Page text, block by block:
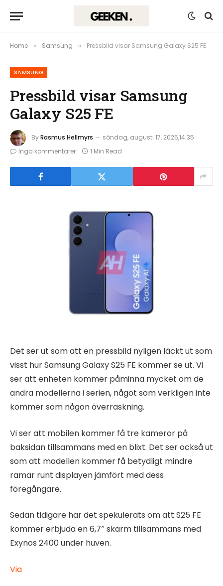
Home » Samsung » Pressbild visar Samsung Galaxy S25 FE
SAMSUNG
Pressbild visar Samsung
Galaxy S25 FE
ByRasmus Hellmyrs
söndag, augusti 17, 2025,14:35
Inga kommentarer
1 Min Read
Det ser ut som att en pressbild nyligen läckt ut som
visst hur Samsung Galaxy S25 FE kommer se ut. Vi
ser att enheten kommer påminna mycket om de
andra modellerna i serien, något som verkligen inte
kommer som någon överraskning.
Vi ser att mobilen kommer få tre kameror på
baksidan tillsammans med en blixt. Det ser också ut
som att modellen kommer få betydligt mindre
ramar runt displayen jämfört med dess
föregångare.
Sedan tidigare har det spekulerats om att S25 FE
kommer erbjuda en 6,7″ skärm tillsammans med
Exynos 2400 under huven.
Via